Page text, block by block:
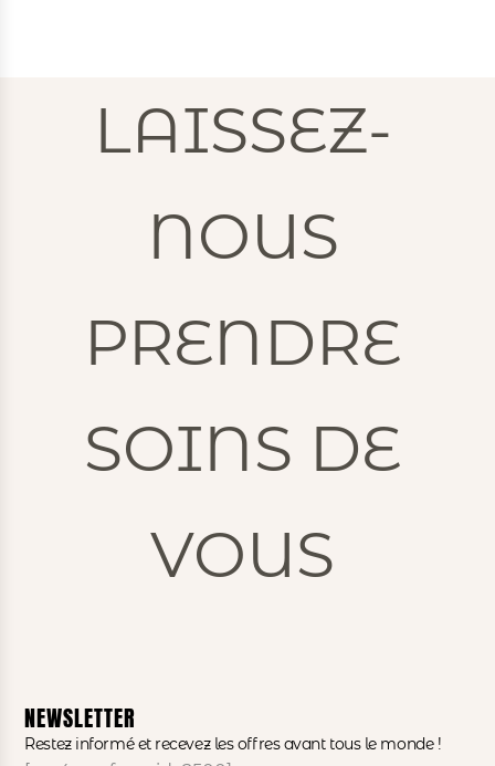
LAISSEZ-
NOUS
PRENDRE
SOINS DE
VOUS
NEWSLETTER
Restez informé et recevez les offres avant tous le monde !